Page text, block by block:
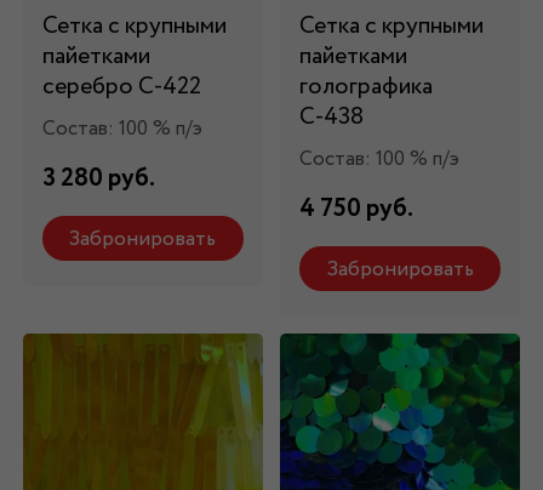
Сетка с крупными
пайетками
серебро С-422
Состав: 100 % п/э
3 280 руб.
Забронировать
Сетка с крупными
пайетками
голографика
С-438
Состав: 100 % п/э
4 750 руб.
Забронировать